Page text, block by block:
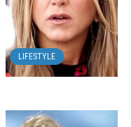
LIFESTYLE